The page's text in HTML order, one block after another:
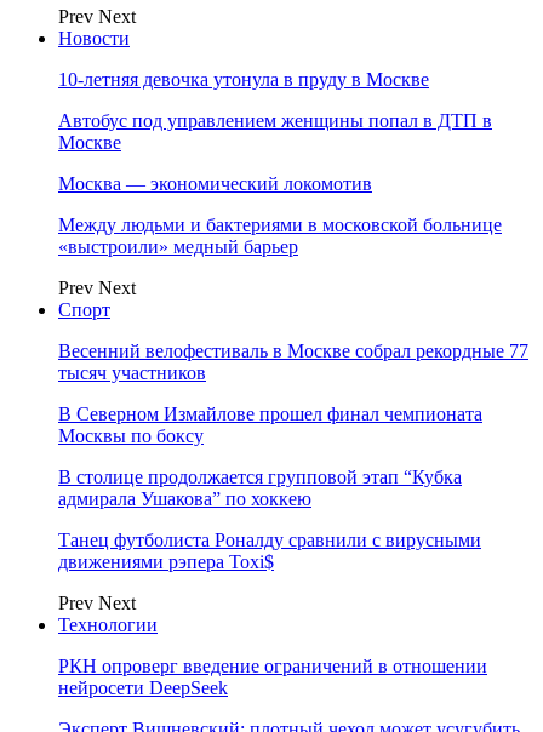
Prev Next
Новости
10-летняя девочка утонула в пруду в Москве
Автобус под управлением женщины попал в ДТП в
Москве
Москва — экономический локомотив
Между людьми и бактериями в московской больнице
«выстроили» медный барьер
Prev Next
Спорт
Весенний велофестиваль в Москве собрал рекордные 77
тысяч участников
В Северном Измайлове прошел финал чемпионата
Москвы по боксу
В столице продолжается групповой этап “Кубка
адмирала Ушакова” по хоккею
Танец футболиста Роналду сравнили с вирусными
движениями рэпера Toxi$
Prev Next
Технологии
РКН опроверг введение ограничений в отношении
нейросети DeepSeek